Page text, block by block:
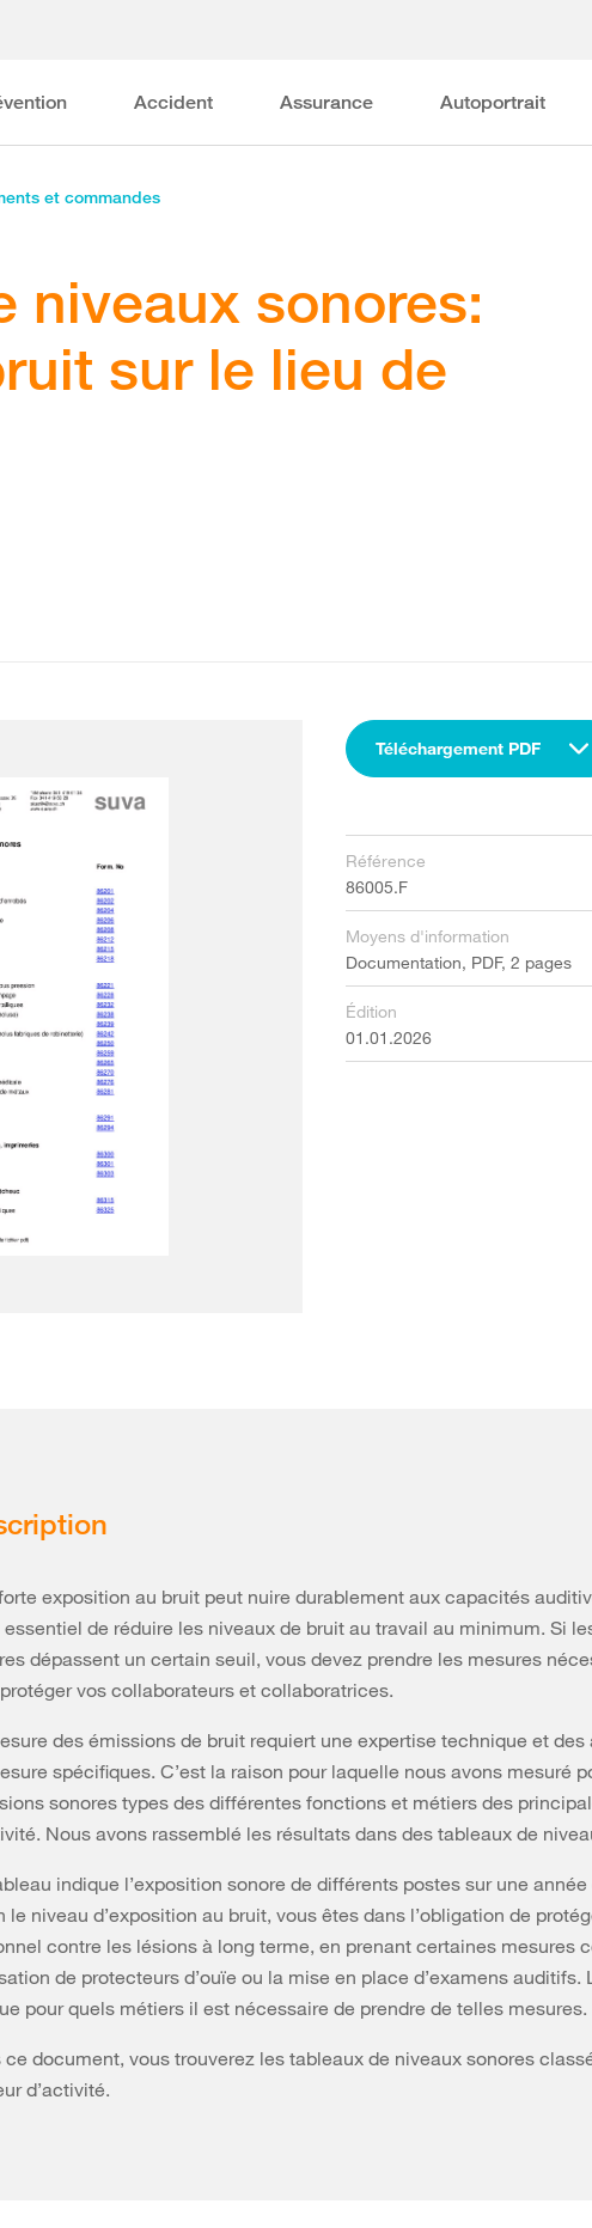
Accident Assurance Autoportrait
et commandes
niveaux sonores:
sur le lieu de
Téléchargement PDF
Référence
86005.F
Moyens d'information
Documentation, PDF, 2 pages
Édition
01.01.2026
exposition au bruit peut nuire durablement aux capacités
de réduire les niveaux de bruit au travail au minimum. Si
dépassent un certain seuil, vous devez prendre les mesures
vos collaborateurs et collaboratrices.
des émissions de bruit requiert une expertise technique et des
spécifiques. C’est la raison pour laquelle nous avons mesuré
sonores types des différentes fonctions et métiers des
Nous avons rassemblé les résultats dans des tableaux de
indique l’exposition sonore de différents postes sur une
le niveau d’exposition au bruit, vous êtes dans l’obligation de
contre les lésions à long terme, en prenant certaines mesures
de protecteurs d’ouïe ou la mise en place d’examens auditifs.
pour quels métiers il est nécessaire de prendre de telles mesures.
ce document, vous trouverez les tableaux de niveaux sonores
d’activité.